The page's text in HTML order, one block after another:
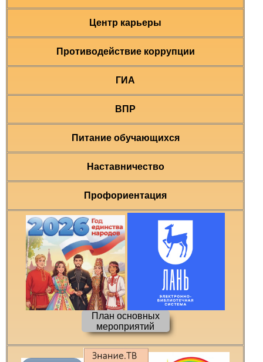
Центр карьеры
Противодействие коррупции
ГИА
ВПР
Питание обучающихся
Наставничество
Профориентация
План основных
мероприятий